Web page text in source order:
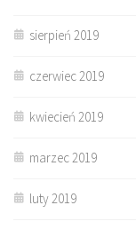
sierpień 2019
czerwiec 2019
kwiecień 2019
marzec 2019
luty 2019